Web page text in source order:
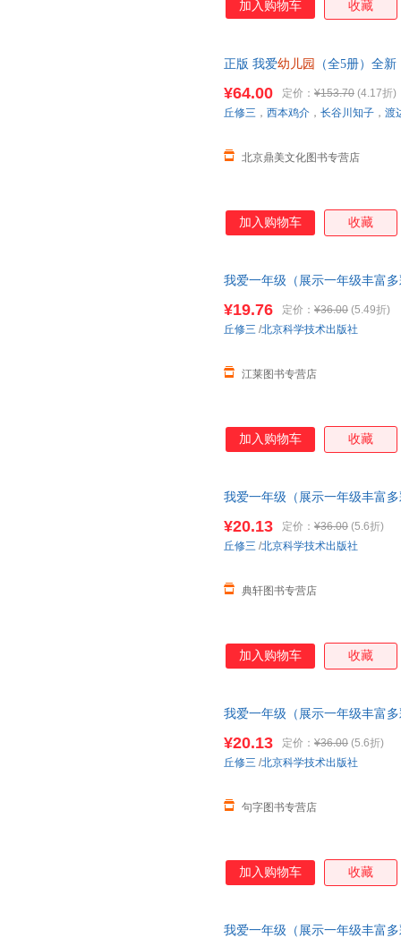
加入购物车 收藏
正版 我爱幼儿园 （全5册）全新
¥64.00 定价： ¥153.70 (4.17折)
北京鼎美文化图书专营店
丘修三 ， 西本鸡介 ， 长谷川知子 ， 渡
加入购物车 收藏
我爱一年级（展示一年级丰富
服有优惠
¥19.76 定价： ¥36.00 (5.49折)
江莱图书专营店
丘修三 /北京科学技术出版社
加入购物车 收藏
我爱一年级（展示一年级丰富
¥20.13 定价： ¥36.00 (5.6折)
典轩图书专营店
丘修三 /北京科学技术出版社
加入购物车 收藏
我爱一年级（展示一年级丰富
¥20.13 定价： ¥36.00 (5.6折)
句字图书专营店
丘修三 /北京科学技术出版社
加入购物车 收藏
我爱一年级（展示一年级丰富